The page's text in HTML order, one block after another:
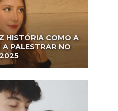
HISTÓRIA COMO A
A PALESTRAR NO